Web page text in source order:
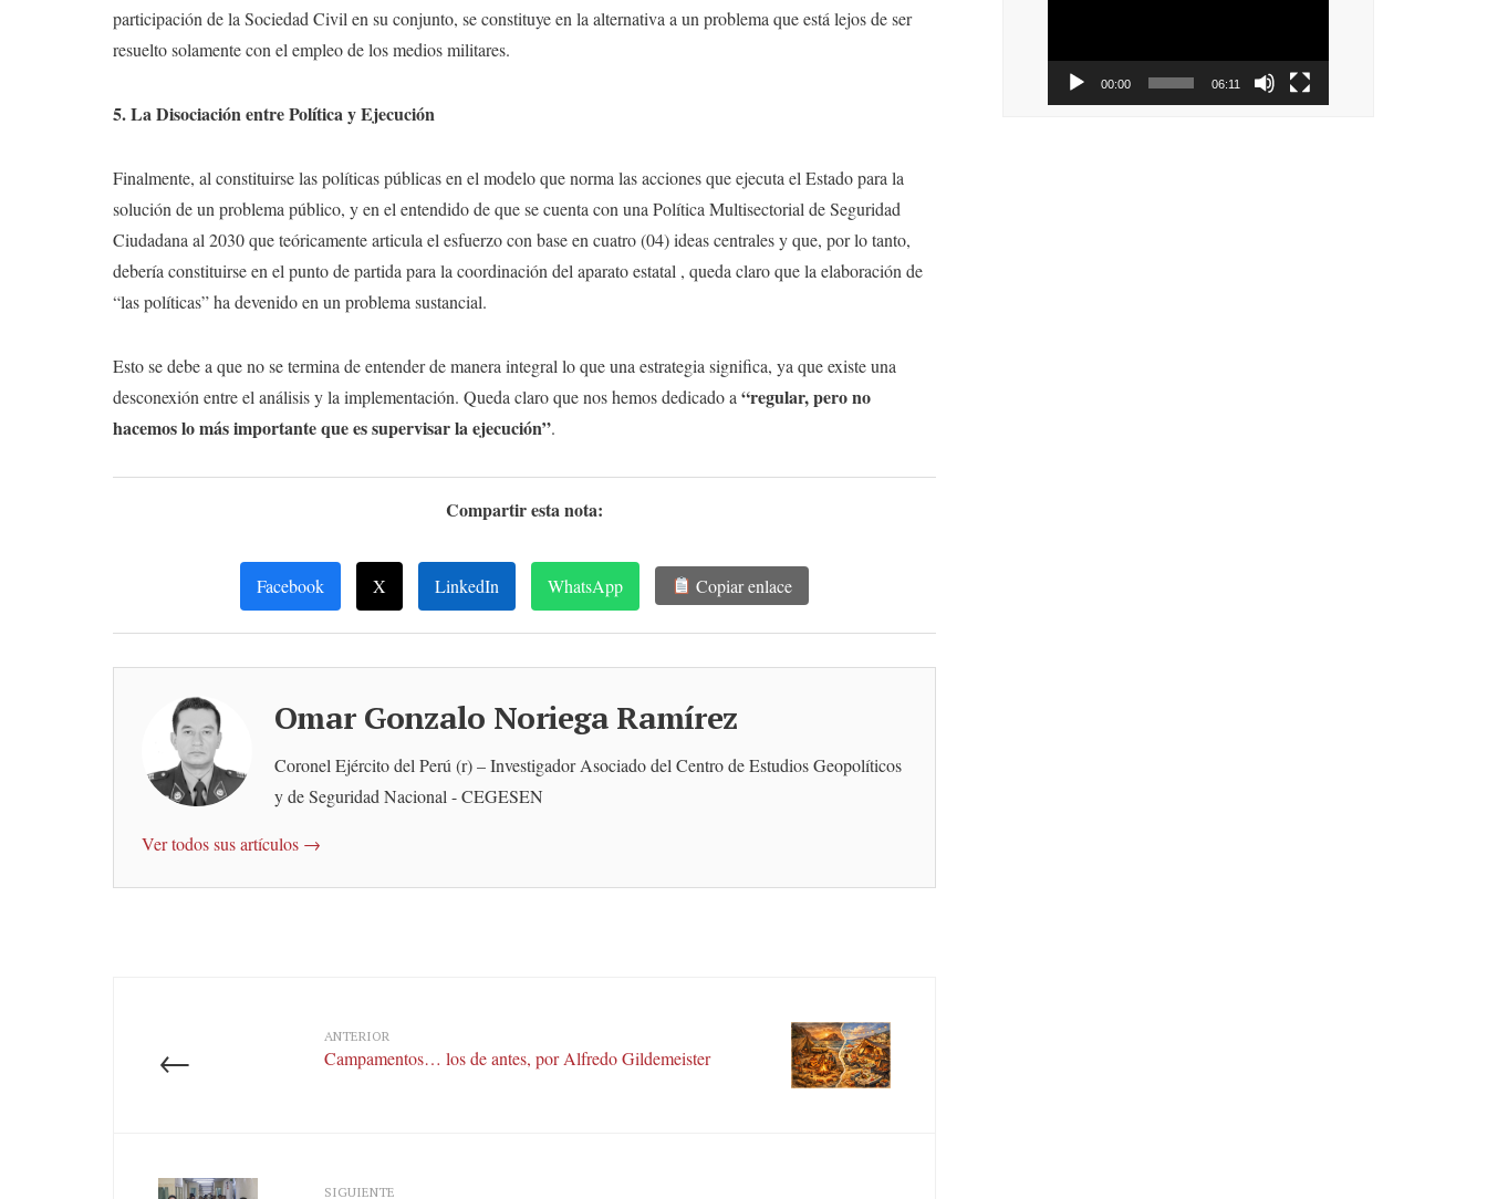
participación de la Sociedad Civil en su conjunto, se constituye en la alternativa a un problema que está lejos de ser
resuelto solamente con el empleo de los medios militares.
5. La Disociación entre Política y Ejecución
Finalmente, al constituirse las políticas públicas en el modelo que norma las acciones que ejecuta el Estado para la
solución de un problema público, y en el entendido de que se cuenta con una Política Multisectorial de Seguridad
Ciudadana al 2030 que teóricamente articula el esfuerzo con base en cuatro (04) ideas centrales y que, por lo tanto,
debería constituirse en el punto de partida para la coordinación del aparato estatal , queda claro que la elaboración de
“las políticas” ha devenido en un problema sustancial.
Esto se debe a que no se termina de entender de manera integral lo que una estrategia significa, ya que existe una
desconexión entre el análisis y la implementación. Queda claro que nos hemos dedicado a “regular, pero no
hacemos lo más importante que es supervisar la ejecución”.
Compartir esta nota:
Facebook X LinkedIn WhatsApp Copiar enlace
Omar Gonzalo Noriega Ramírez
Coronel Ejército del Perú (r) – Investigador Asociado del Centro de Estudios Geopolíticos
y de Seguridad Nacional - CEGESEN
Ver todos sus artículos →
←
ANTERIOR
Campamentos… los de antes, por Alfredo Gildemeister
SIGUIENTE
00:00 06:11